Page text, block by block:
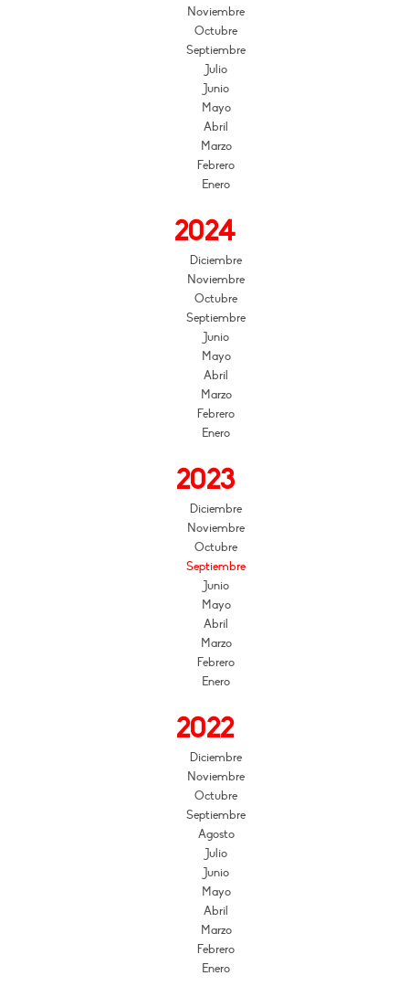
Noviembre
Octubre
Septiembre
Julio
Junio
Mayo
Abril
Marzo
Febrero
Enero
2024
Diciembre
Noviembre
Octubre
Septiembre
Junio
Mayo
Abril
Marzo
Febrero
Enero
2023
Diciembre
Noviembre
Octubre
Septiembre
Junio
Mayo
Abril
Marzo
Febrero
Enero
2022
Diciembre
Noviembre
Octubre
Septiembre
Agosto
Julio
Junio
Mayo
Abril
Marzo
Febrero
Enero